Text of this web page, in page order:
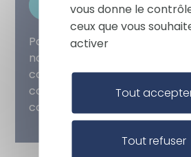
vous donne le
ceux que vous
activer
Tout
Tout refuser
Pour connaitre et exercer vos
notamment de retrait de votre
consentement à l’utilisation
collectées par ce formulaire,
consulter nos